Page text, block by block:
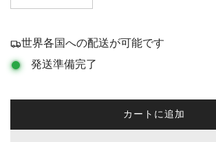
世界各国への配送が可能です
発送準備完了
カートに追加
読